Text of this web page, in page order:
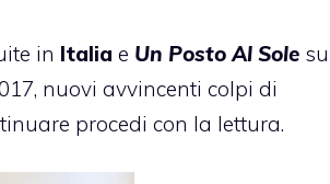
in Italia e Un Posto Al Sole su
nuovi avvincenti colpi di
procedi con la lettura.